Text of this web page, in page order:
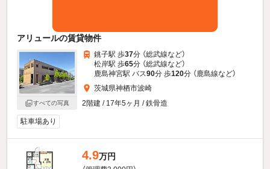
アリュールの賃貸物件
すべての写真
銚子駅 歩37分 （総武線など）
松岸駅 歩65分 （総武線など）
鹿島神宮駅 バス90分 歩120分 （鹿島線など）
茨城県神栖市波崎
2階建 / 17年5ヶ月 / 鉄骨造
駐車場あり
4.9万円